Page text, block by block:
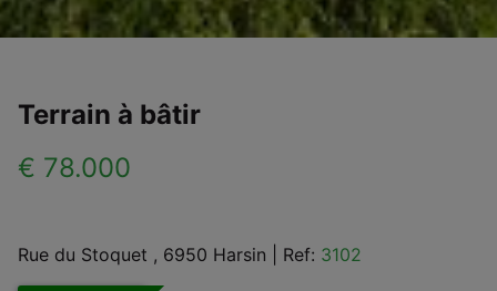
Terrain à bâtir
€ 78.000
Rue du Stoquet , 6950 Harsin Ref: 3102